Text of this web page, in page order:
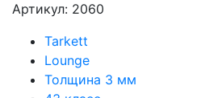
Артикул: 2060
Tarkett
Lounge
Толщина 3 мм